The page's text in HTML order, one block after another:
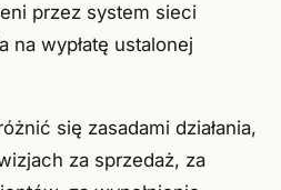
przez system sieci
na wypłatę ustalonej
się zasadami działania,
za sprzedaż, za